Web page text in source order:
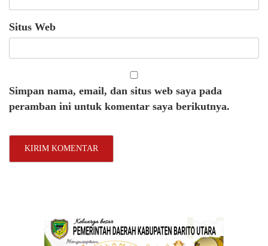
Situs Web
Simpan nama, email, dan situs web saya pada
peramban ini untuk komentar saya berikutnya.